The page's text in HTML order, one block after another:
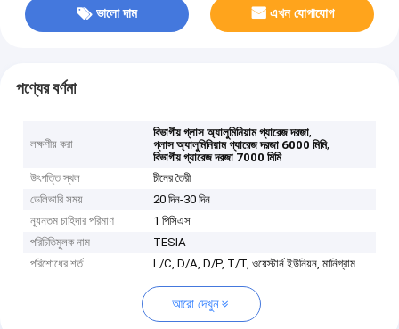
ভালো দাম এখন যোগাযোগ
পণ্যের বর্ণনা
লক্ষণীয় করা
বিভাগীয় গ্লাস অ্যালুমিনিয়াম গ্যারেজ দরজা,
গ্লাস অ্যালুমিনিয়াম গ্যারেজ দরজা 6000 মিমি,
বিভাগীয় গ্যারেজ দরজা 7000 মিমি
উৎপত্তি স্থল
চীনের তৈরী
ডেলিভারি সময়
20 দিন-30 দিন
ন্যূনতম চাহিদার পরিমাণ
1 পিসিএস
পরিচিতিমুলক নাম
TESIA
পরিশোধের শর্ত
L/C, D/A, D/P, T/T, ওয়েস্টার্ন ইউনিয়ন, মানিগ্রাম
আরো দেখুন